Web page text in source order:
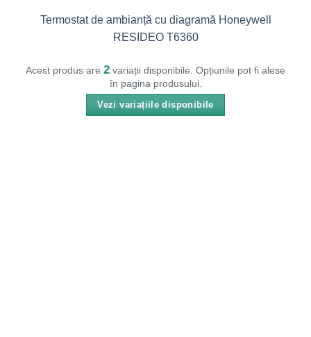
Termostat de ambianță cu diagramă Honeywell
RESIDEO T6360
Acest produs are 2 variații disponibile. Opțiunile pot fi alese
în pagina produsului.
Vezi variațiile disponibile